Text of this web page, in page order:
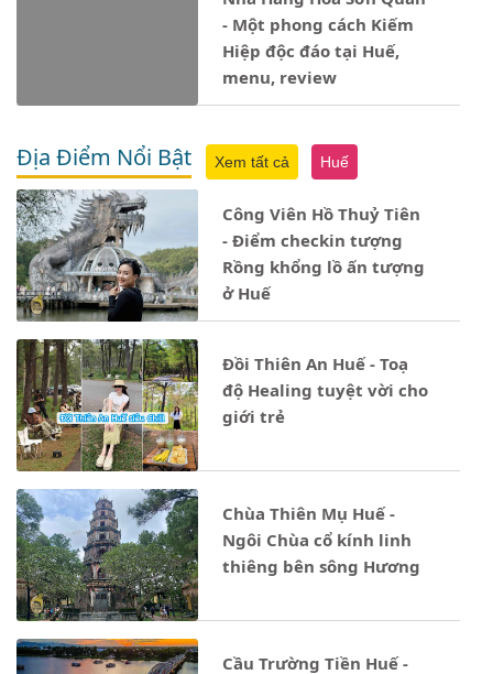
- Một phong cách Kiếm
Hiệp độc đáo tại Huế,
menu, review
Địa Điểm Nổi Bật Xem tất cả Huế
Công Viên Hồ Thuỷ Tiên
- Điểm checkin tượng
Rồng khổng lồ ấn tượng
ở Huế
Đồi Thiên An Huế - Toạ
độ Healing tuyệt vời cho
giới trẻ
Chùa Thiên Mụ Huế -
Ngôi Chùa cổ kính linh
thiêng bên sông Hương
Cầu Trường Tiền Huế -